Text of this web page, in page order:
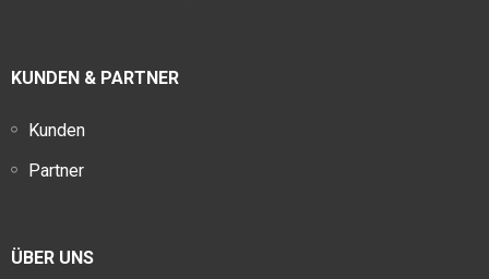
KUNDEN & PARTNER
Kunden
Partner
ÜBER UNS